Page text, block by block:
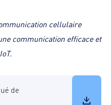
cellulaire
communication efficace et
de